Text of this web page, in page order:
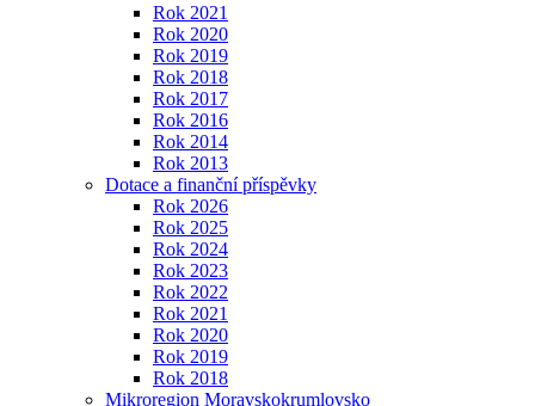
Rok 2021
Rok 2020
Rok 2019
Rok 2018
Rok 2017
Rok 2016
Rok 2014
Rok 2013
Dotace a finanční příspěvky
Rok 2026
Rok 2025
Rok 2024
Rok 2023
Rok 2022
Rok 2021
Rok 2020
Rok 2019
Rok 2018
Mikroregion Moravskokrumlovsko